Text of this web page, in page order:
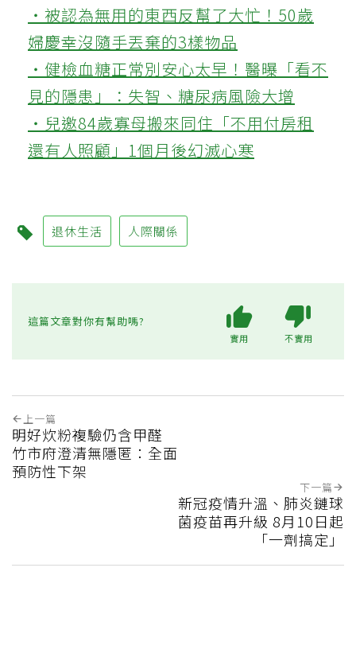
‧被認為無用的東西反幫了大忙！50歲
婦慶幸沒隨手丟棄的3樣物品
‧健檢血糖正常別安心太早！醫曝「看不
見的隱患」：失智、糖尿病風險大增
‧兒邀84歲寡母搬來同住「不用付房租
還有人照顧」1個月後幻滅心寒
退休生活 人際關係
這篇文章對你有幫助嗎?
實用 不實用
上一篇
明好炊粉複驗仍含甲醛
竹市府澄清無隱匿：全面
預防性下架
下一篇
新冠疫情升溫、肺炎鏈球
菌疫苗再升級 8月10日起
「一劑搞定」